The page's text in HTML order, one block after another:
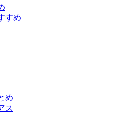
すめ
め
ス